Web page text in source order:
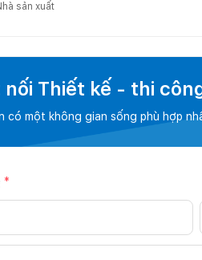
sản xuất
Thiết kế - thi
có một không gian sống phù hợp
*